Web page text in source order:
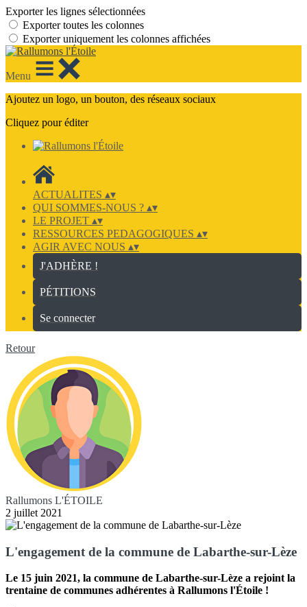
Exporter les lignes sélectionnées
Exporter toutes les colonnes
Exporter uniquement les colonnes affichées
Menu
Ajoutez un logo, un bouton, des réseaux sociaux
Cliquez pour éditer
ACTUALITES ▴▾
QUI SOMMES-NOUS ? ▴▾
LE PROJET ▴▾
RESSOURCES PEDAGOGIQUES ▴▾
AGIR AVEC NOUS ▴▾
J'ADHÈRE !
PÉTITIONS
Se connecter
Retour
Rallumons L'ÉTOILE
2 juillet 2021
L'engagement de la commune de Labarthe-sur-Lèze
Le 15 juin 2021, la commune de Labarthe-sur-Lèze a rejoint la
trentaine de communes adhérentes à Rallumons l'Étoile !